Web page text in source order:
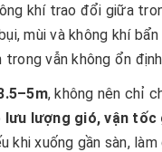
khí trao đổi giữa
mùi và không khí
vẫn không ổn
, không nên chỉ
lưu lượng gió, vận tốc
khi xuống gần sàn,